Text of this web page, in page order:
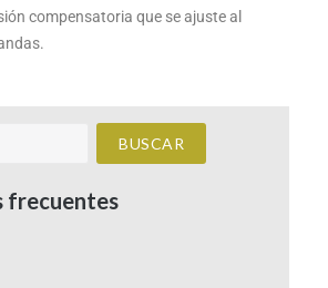
compensatoria que se ajuste al
frecuentes